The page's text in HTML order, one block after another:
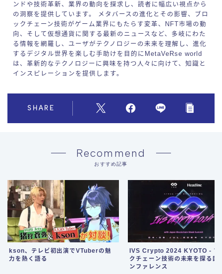
ンドや技術革新、業界の動向を探求し、読者に幅広い視点から
の洞察を提供しています。 メタバースの進化とその影響、ブロ
ックチェーン技術がゲーム業界にもたらす変革、NFT市場の動
向、そして仮想通貨に関する最新のニュースなど、多岐にわた
る情報を網羅し、ユーザがテクノロジーの未来を理解し、進化
するデジタル世界を楽しむ手助けを目的にMetaVeRse world
は、革新的なテクノロジーに興味を持つ人々に向けて、知識と
インスピレーションを提供します。
SHARE
Recommend
おすすめ記事
kson、テレビ初出演でVTuberの魅
力を熱く語る
IVS Crypto 2024 KYOTO - ブ
クチェーン技術の未来を探る国
ンファレンス